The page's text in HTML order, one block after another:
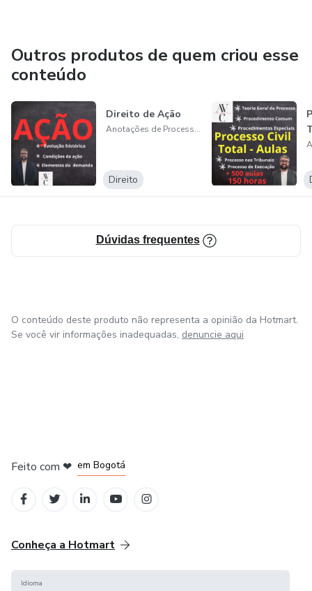
Outros produtos de quem criou esse
conteúdo
Direito de Ação
Anotações de Processo Civil
Direito
Dúvidas frequentes
O conteúdo deste produto não representa a opinião da Hotmart.
Se você vir informações inadequadas, denuncie aqui
Feito com ❤ em Bogotá
Conheça a Hotmart
Idioma